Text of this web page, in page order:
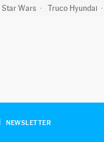
Star Wars Truco Hyundai
NEWSLETTER